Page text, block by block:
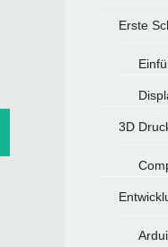
Erste
3D